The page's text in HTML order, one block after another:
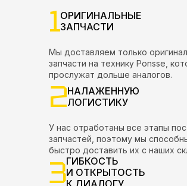
1ОРИГИНАЛЬНЫЕ
ЗАПЧАСТИ
Мы доставляем только
запчасти на технику Ponsse,
прослужат дольше аналогов.
2НАЛАЖЕННУЮ
ЛОГИСТИКУ
У нас отработаны все этапы
запчастей, поэтому мы
быстро доставить их с наших
3ГИБКОСТЬ
И ОТКРЫТОСТЬ
К ДИАЛОГУ